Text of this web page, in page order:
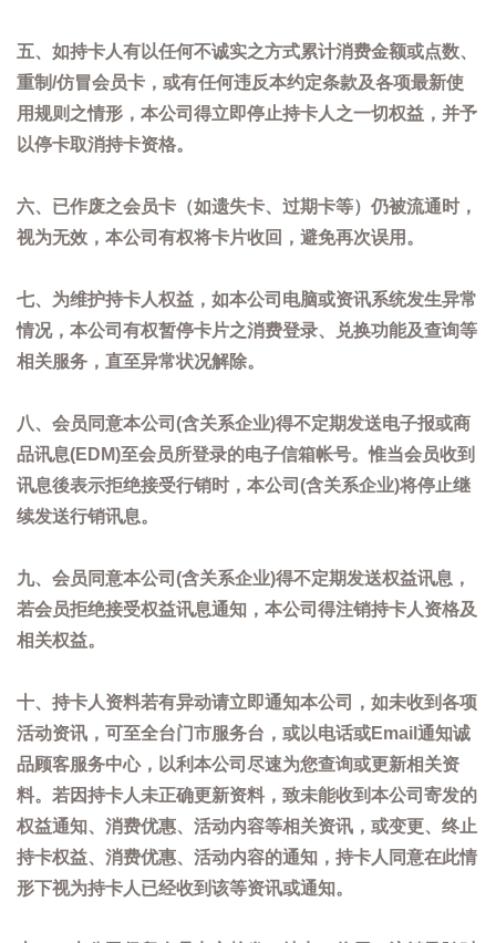
五、如持卡人有以任何不诚实之方式累计消费金额或点数、
重制/仿冒会员卡，或有任何违反本约定条款及各项最新使
用规则之情形，本公司得立即停止持卡人之一切权益，并予
以停卡取消持卡资格。
六、已作废之会员卡（如遗失卡、过期卡等）仍被流通时，
视为无效，本公司有权将卡片收回，避免再次误用。
七、为维护持卡人权益，如本公司电脑或资讯系统发生异常
情况，本公司有权暂停卡片之消费登录、兑换功能及查询等
相关服务，直至异常状况解除。
八、会员同意本公司(含关系企业)得不定期发送电子报或商
品讯息(EDM)至会员所登录的电子信箱帐号。惟当会员收到
讯息後表示拒绝接受行销时，本公司(含关系企业)将停止继
续发送行销讯息。
九、会员同意本公司(含关系企业)得不定期发送权益讯息，
若会员拒绝接受权益讯息通知，本公司得注销持卡人资格及
相关权益。
十、持卡人资料若有异动请立即通知本公司，如未收到各项
活动资讯，可至全台门市服务台，或以电话或Email通知诚
品顾客服务中心，以利本公司尽速为您查询或更新相关资
料。若因持卡人未正确更新资料，致未能收到本公司寄发的
权益通知、消费优惠、活动内容等相关资讯，或变更、终止
持卡权益、消费优惠、活动内容的通知，持卡人同意在此情
形下视为持卡人已经收到该等资讯或通知。